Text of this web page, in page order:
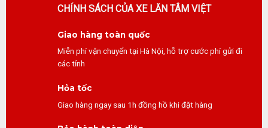
CHÍNH SÁCH CỦA XE LĂN TÂM VIỆT
Giao hàng toàn quốc
Miễn phí vận chuyển tại Hà Nội, hỗ trợ cước phí gửi đi
các tỉnh
Hỏa tốc
Giao hàng ngay sau 1h đồng hồ khi đặt hàng